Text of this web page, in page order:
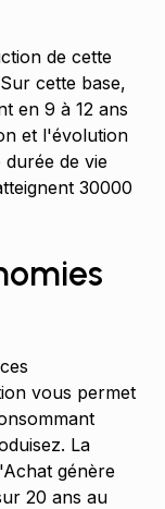
de cette
cette base,
en 9 à 12 ans
et l'évolution
de vie
30000
vous permet
La
génère
20 ans au